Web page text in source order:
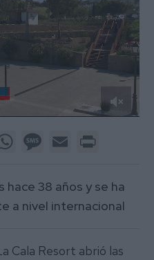
WhatsAppMessage
Email
hace 38 años y se ha
a nivel internacional
Cala Resort abrió las